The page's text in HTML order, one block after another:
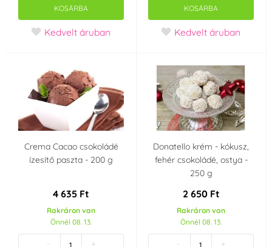
KOSÁRBA
Kedvelt áruban
KOSÁRBA
Kedvelt áruban
Crema Cacao csokoládé
ízesítő paszta - 200 g
4 635 Ft
Rakráron van
Önnél 08. 13.
- +
Donatello krém - kókusz,
fehér csokoládé, ostya -
250 g
2 650 Ft
Rakráron van
Önnél 08. 13.
- +